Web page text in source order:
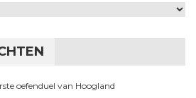
oefenduel van Hoogland